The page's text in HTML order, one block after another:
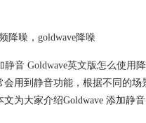
降噪 ，goldwave降噪
静音 Goldwave英文版怎么使用
会用到静音功能，根据不同的
为大家介绍Goldwave 添加静